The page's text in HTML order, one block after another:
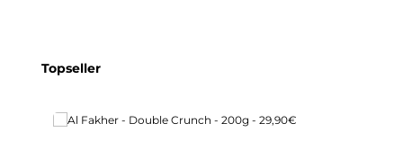
Produktgalerie überspringen
Topseller